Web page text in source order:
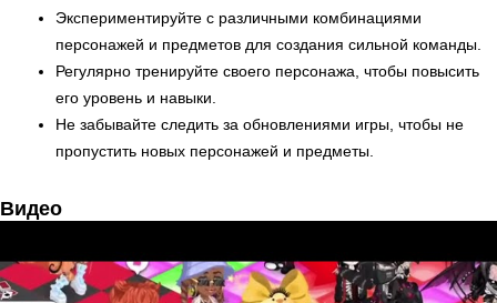
Экспериментируйте с различными комбинациями
персонажей и предметов для создания сильной команды.
Регулярно тренируйте своего персонажа, чтобы повысить
его уровень и навыки.
Не забывайте следить за обновлениями игры, чтобы не
пропустить новых персонажей и предметы.
Видео